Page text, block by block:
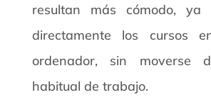
resultan más cómodo, ya
directamente los cursos
ordenador, sin moverse
habitual de trabajo.